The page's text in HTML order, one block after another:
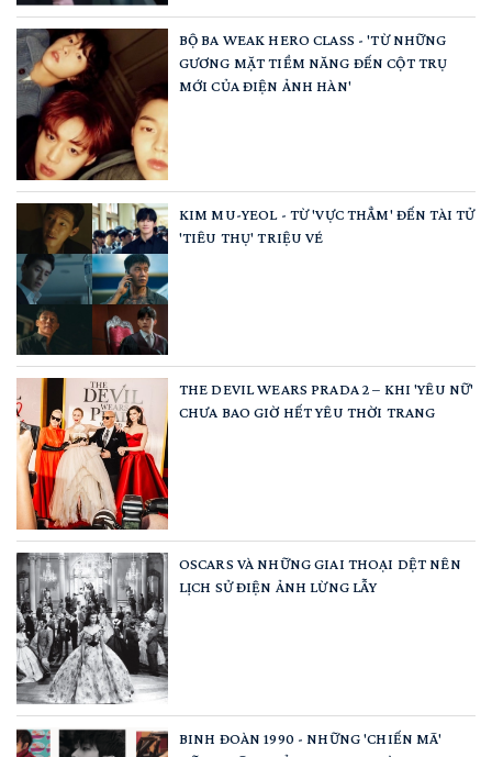
BỘ BA WEAK HERO CLASS - 'TỪ NHỮNG
GƯƠNG MẶT TIỀM NĂNG ĐẾN CỘT TRỤ
MỚI CỦA ĐIỆN ẢNH HÀN'
KIM MU-YEOL - TỪ 'VỰC THẲM' ĐẾN TÀI TỬ
'TIÊU THỤ' TRIỆU VÉ
THE DEVIL WEARS PRADA 2 – KHI 'YÊU NỮ'
CHƯA BAO GIỜ HẾT YÊU THỜI TRANG
OSCARS VÀ NHỮNG GIAI THOẠI DỆT NÊN
LỊCH SỬ ĐIỆN ẢNH LỪNG LẪY
BINH ĐOÀN 1990 - NHỮNG 'CHIẾN MÃ'